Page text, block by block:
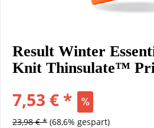
Result Winter
Knit Thinsulate™
7,53 € *
23,98 € * (68,6% gespart)